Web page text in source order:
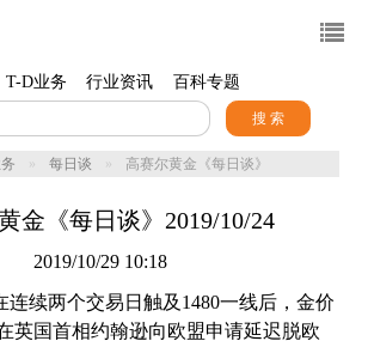
T-D业务 行业资讯 百科专题
搜 索
每日谈
高赛尔黄金《每日谈》
金《每日谈》2019/10/24
2019/10/29 10:18
续两个交易日触及1480一线后，金价
英国首相约翰逊向欧盟申请延迟脱欧